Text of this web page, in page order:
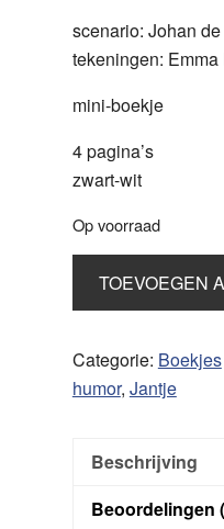
scenario: Johan
tekeningen:
mini-boekje
4 pagina’s
zwart-wit
Op voorraad
gaat
de
bliksem
TOEVOEGEN
Categorie: Boekjes
humor, Jantje
Beschrijving
Beoordelingen